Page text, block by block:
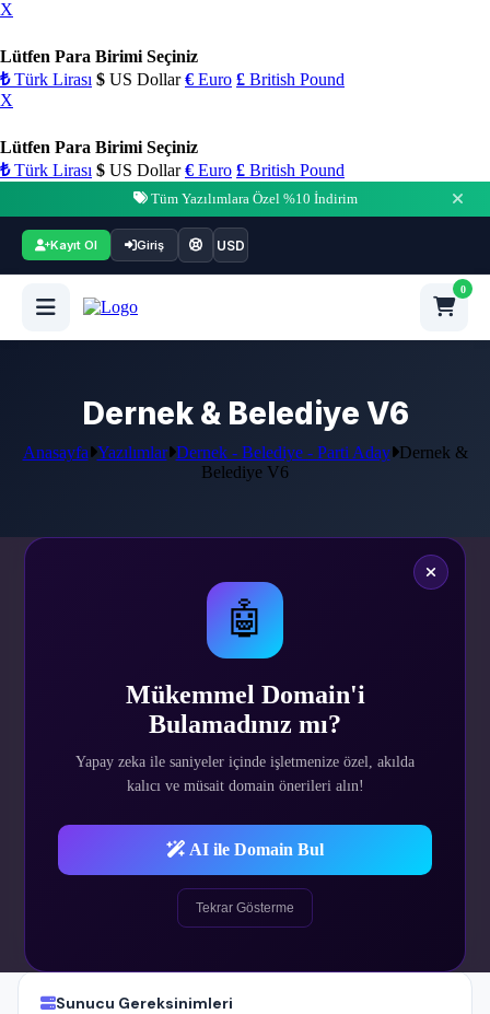
X
Lütfen Para Birimi Seçiniz
₺Türk Lirası $ US Dollar € Euro £ British Pound
X
Lütfen Para Birimi Seçiniz
₺Türk Lirası $ US Dollar € Euro £ British Pound
Tüm Yazılımlara Özel %10 İndirim
Kayıt Ol Giriş USD
0
Dernek & Belediye V6
Anasayfa Yazılımlar Dernek - Belediye - Parti Aday Dernek &
Belediye V6
🤖
Mükemmel Domain'i
Bulamadınız mı?
Yapay zeka ile saniyeler içinde işletmenize özel, akılda
kalıcı ve müsait domain önerileri alın!
AI ile Domain Bul
Tekrar Gösterme
$52.42
SATIN AL
Demo Site
Demo Admin
Sunucu Gereksinimleri